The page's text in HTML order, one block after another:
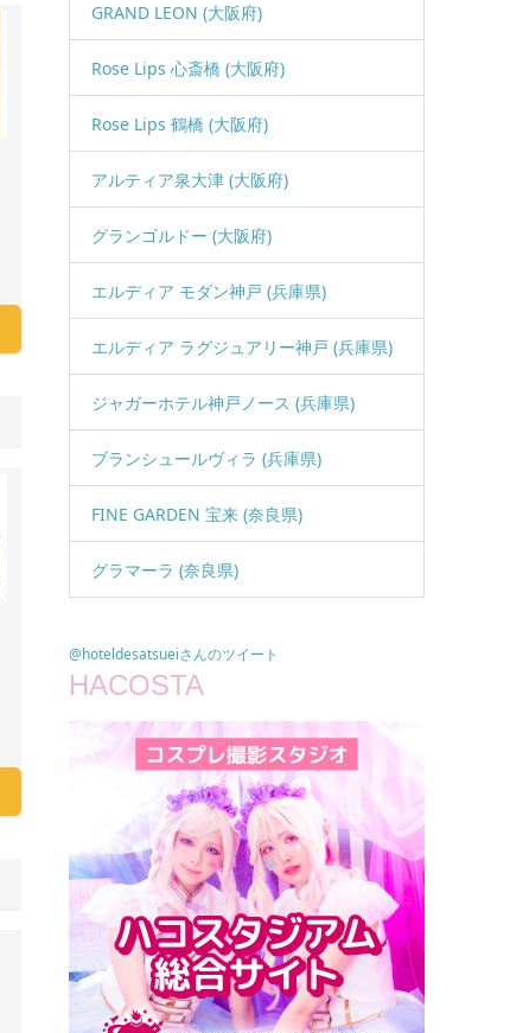
GRAND LEON (大阪府)
Rose Lips 心斎橋 (大阪府)
Rose Lips 鶴橋 (大阪府)
アルティア泉大津 (大阪府)
グランゴルドー (大阪府)
エルディア モダン神戸 (兵庫県)
エルディア ラグジュアリー神戸 (兵庫県)
ジャガーホテル神戸ノース (兵庫県)
ブランシュールヴィラ (兵庫県)
FINE GARDEN 宝来 (奈良県)
グラマーラ (奈良県)
@hoteldesatsueiさんのツイート
HACOSTA